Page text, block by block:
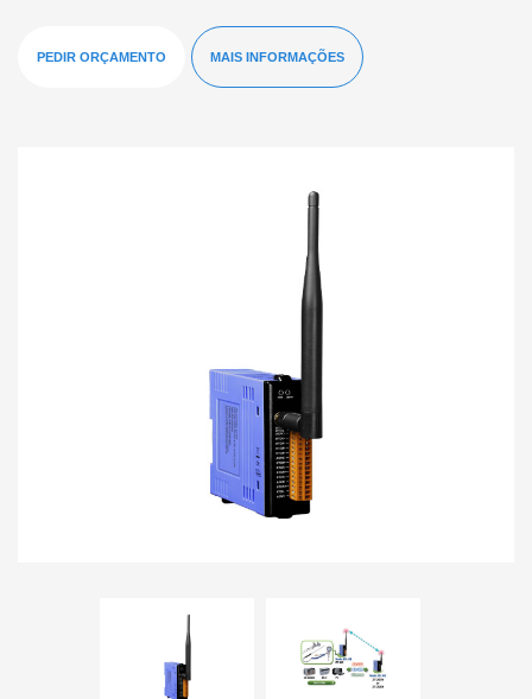
PEDIR ORÇAMENTO MAIS INFORMAÇÕES